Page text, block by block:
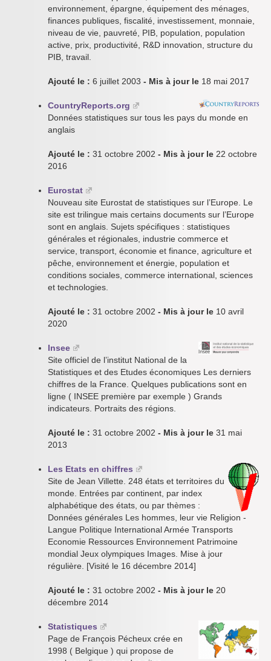
environnement, épargne, équipement des ménages,
finances publiques, fiscalité, investissement, monnaie,
niveau de vie, pauvreté, PIB, population, population
active, prix, productivité, R&D innovation, structure du
PIB, travail.
Ajouté le : 6 juillet 2003 - Mis à jour le 18 mai 2017
CountryReports.org
Données statistiques sur tous les pays du monde en
anglais
Ajouté le : 31 octobre 2002 - Mis à jour le 22 octobre
2016
Eurostat
Nouveau site Eurostat de statistiques sur l’Europe. Le
site est trilingue mais certains documents sur l’Europe
sont en anglais. Sujets spécifiques : statistiques
générales et régionales, industrie commerce et
service, transport, économie et finance, agriculture et
pêche, environnement et énergie, population et
conditions sociales, commerce international, sciences
et technologies.
Ajouté le : 31 octobre 2002 - Mis à jour le 10 avril
2020
Insee
Site officiel de l’institut National de la
Statistiques et des Etudes économiques Les derniers
chiffres de la France. Quelques publications sont en
ligne ( INSEE première par exemple ) Grands
indicateurs. Portraits des régions.
Ajouté le : 31 octobre 2002 - Mis à jour le 31 mai
2013
Les Etats en chiffres
Site de Jean Villette. 248 états et territoires du
monde. Entrées par continent, par index
alphabétique des états, ou par thèmes :
Données générales Les hommes, leur vie Religion -
Langue Politique International Armée Transports
Economie Ressources Environnement Patrimoine
mondial Jeux olympiques Images. Mise à jour
régulière. [Visité le 16 décembre 2014]
Ajouté le : 31 octobre 2002 - Mis à jour le 20
décembre 2014
Statistiques
Page de François Pécheux crée en
1998 ( Belgique ) qui propose de